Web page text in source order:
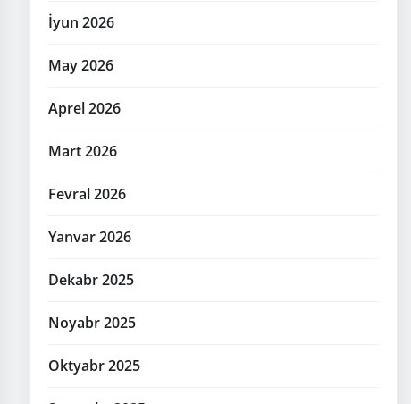
İyun 2026
May 2026
Aprel 2026
Mart 2026
Fevral 2026
Yanvar 2026
Dekabr 2025
Noyabr 2025
Oktyabr 2025